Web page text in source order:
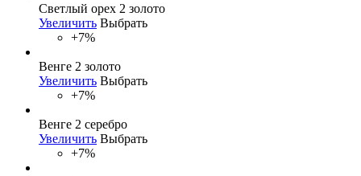
Светлый орех 2 золото
Увеличить Выбрать
+7%
Венге 2 золото
Увеличить Выбрать
+7%
Венге 2 серебро
Увеличить Выбрать
+7%